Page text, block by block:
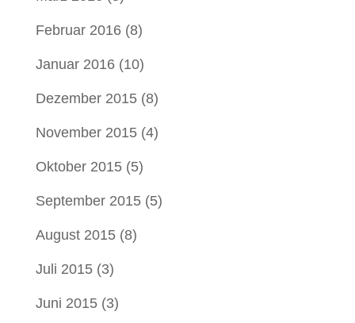
Februar 2016(8)
Januar 2016(10)
Dezember 2015(8)
November 2015(4)
Oktober 2015(5)
September 2015(5)
August 2015(8)
Juli 2015(3)
Juni 2015(3)